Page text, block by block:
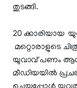
തുടങ്ങി.
20 ക്കാരിയായ
മറ്റൊരാളുടെ
യുവാവ് പണം
മീഡിയയിൽ